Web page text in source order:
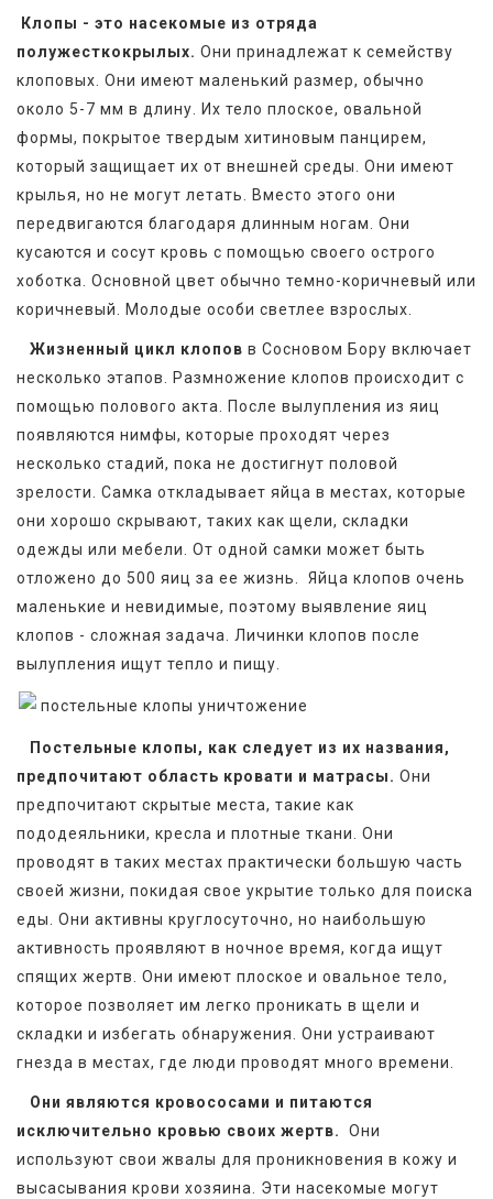
Клопы - это насекомые из отряда
полужесткокрылых. Они принадлежат к семейству
клоповых. Они имеют маленький размер, обычно
около 5-7 мм в длину. Их тело плоское, овальной
формы, покрытое твердым хитиновым панцирем,
который защищает их от внешней среды. Они имеют
крылья, но не могут летать. Вместо этого они
передвигаются благодаря длинным ногам. Они
кусаются и сосут кровь с помощью своего острого
хоботка. Основной цвет обычно темно-коричневый или
коричневый. Молодые особи светлее взрослых.
Жизненный цикл клопов в Сосновом Бору включает
несколько этапов. Размножение клопов происходит с
помощью полового акта. После вылупления из яиц
появляются нимфы, которые проходят через
несколько стадий, пока не достигнут половой
зрелости. Самка откладывает яйца в местах, которые
они хорошо скрывают, таких как щели, складки
одежды или мебели. От одной самки может быть
отложено до 500 яиц за ее жизнь.  Яйца клопов очень
маленькие и невидимые, поэтому выявление яиц
клопов - сложная задача. Личинки клопов после
вылупления ищут тепло и пищу.
Постельные клопы, как следует из их названия,
предпочитают область кровати и матрасы. Они
предпочитают скрытые места, такие как
пододеяльники, кресла и плотные ткани. Они
проводят в таких местах практически большую часть
своей жизни, покидая свое укрытие только для поиска
еды. Они активны круглосуточно, но наибольшую
активность проявляют в ночное время, когда ищут
спящих жертв. Они имеют плоское и овальное тело,
которое позволяет им легко проникать в щели и
складки и избегать обнаружения. Они устраивают
гнезда в местах, где люди проводят много времени.
Они являются кровососами и питаются
исключительно кровью своих жертв.
Они
используют свои жвалы для проникновения в кожу и
высасывания крови хозяина. Эти насекомые могут